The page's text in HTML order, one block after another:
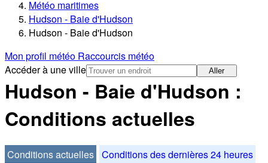
Météo maritimes
Hudson - Baie d'Hudson
Hudson - Baie d'Hudson
Mon profil météo Raccourcis météo
Accéder à une ville
Aller
Hudson - Baie d'Hudson :
Conditions actuelles
Conditions actuelles Conditions des dernières 24 heures